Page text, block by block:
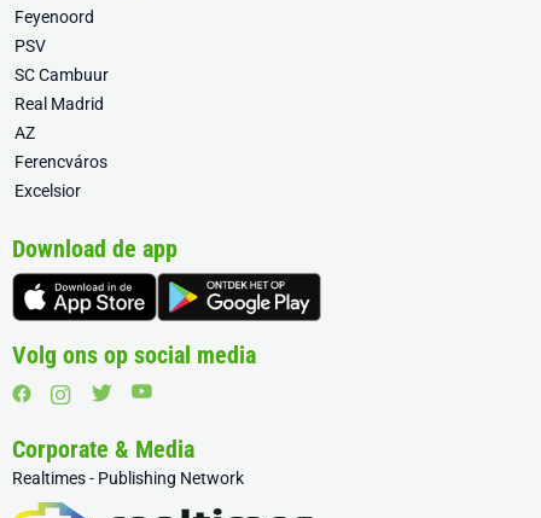
Feyenoord
PSV
SC Cambuur
Real Madrid
AZ
Ferencváros
Excelsior
Download de app
Volg ons op social media
Corporate & Media
Realtimes - Publishing Network